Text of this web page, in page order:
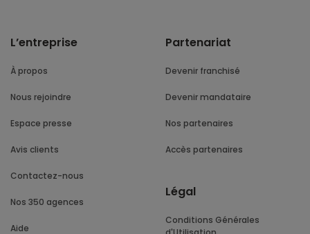
L’entreprise
À propos
Nous rejoindre
Espace presse
Avis clients
Contactez-nous
Nos 350 agences
Aide
Partenariat
Devenir franchisé
Devenir mandataire
Nos partenaires
Accès partenaires
Légal
Conditions Générales